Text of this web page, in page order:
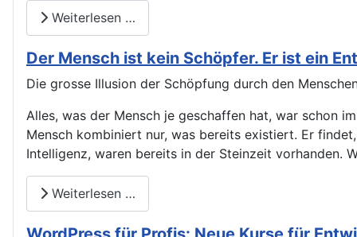
Weiterlesen …
Der Mensch ist kein Schöpfer. Er ist ein
Die grosse Illusion der Schöpfung durch den
Alles, was der Mensch je geschaffen hat, war schon
Mensch kombiniert nur, was bereits existiert. Er
Intelligenz, waren bereits in der Steinzeit vorhanden.
Weiterlesen …